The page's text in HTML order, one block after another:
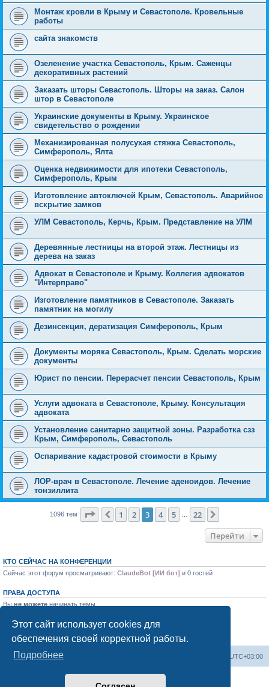
Этот сайт использует cookies для
обеспечения своей корректной работы.
Подробнее
Монтаж кровли в Крыму и Севастополе. Кровельные
работы
сайта знакомств
Озеленение участка Севастополь, Крым. Саженцы
декоративных растений
Заказать шторы Севастополь. Шторы на заказ. Салон
штор в Севастополе
Украинские документы в Крыму. Украинское
свидетельство о рождении
Механизированная полусухая стяжка Севастополь,
Симферополь, Ялта
Оценка недвижимости для ипотеки Севастополь,
Симферополь, Крым
Изготовление автоключей Крым, Севастополь. Аварийное
вскрытие замков
УЛМ Севастополь, Керчь, Крым. Представление на УЛМ
Деревянные лестницы на второй этаж. Лестницы из
дерева на заказ
Адвокат в Севастополе и Крыму. Коллегия адвокатов
"Интерправо"
Изготовление памятников в Севастополе. Заказать
памятник на могилу
Дезинсекция, дератизация Симферополь, Крым
Документы моряка Севастополь, Крым. Сделать морские
документы
Юрист по пенсии. Перерасчет пенсии Севастополь, Крым
Услуги адвоката в Севастополе, Крыму. Консультация
адвоката
Установление санитарно защитной зоны. Разработка сзз
Крым, Симферополь, Севастополь
Оспаривание кадастровой стоимости в Крыму
ЛОР-врач в Севастополе. Лечение аденоидов. Лечение
тонзиллита
1096 тем Страница из 22
Пред.
1 2 3 4 5 22
Перейти
КТО СЕЙЧАС НА КОНФЕРЕНЦИИ
Сейчас этот форум просматривают: ClaudeBot [ИИ бот] и 0 гостей
ПРАВА ДОСТУПА
Вы не можете начинать темы
Выне можетередактировать свои сообщения
Выне можетеудалять свои сообщения
Выне можетедобавлять вложения
Форум «Весь Крым» UTC+03:00
Создано на основе phpBB® Forum Software © phpBB Limited